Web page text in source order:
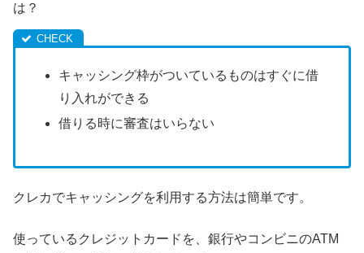
は？
キャッシング枠がついているものはすぐに借
り入れができる
借りる時に審査はいらない
クレカでキャッシングを利用する方法は簡単です。
使っているクレジットカードを、銀行やコンビニのATM